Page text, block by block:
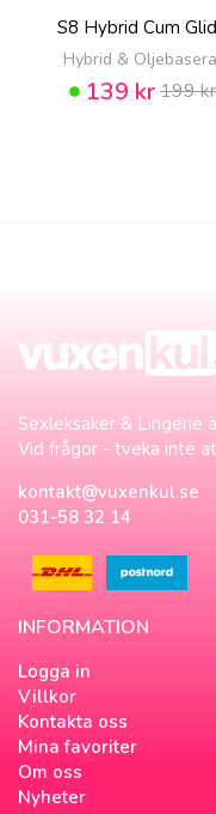
S8 Hybrid Cum
Hybrid &
139 kr199 kr
Sexleksaker & Lingerie
Vid frågor - tveka inte
kontakt@vuxenkul.se
031-58 32 14
INFORMATION
Logga in
Villkor
Kontakta oss
Mina favoriter
Om oss
Nyheter